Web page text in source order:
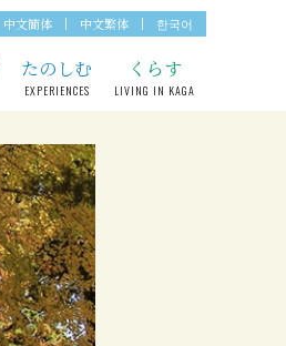
中文簡体 中文繁体 한국어
たのしむ
EXPERIENCES
くらす
LIVING IN KAGA